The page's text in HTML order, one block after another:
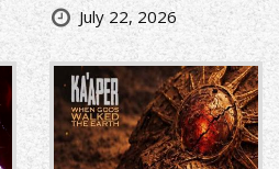
July 22, 2026